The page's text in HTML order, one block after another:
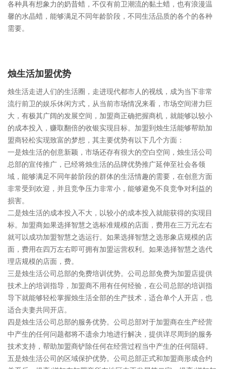
各种具有想象力的奶昔蜡，不仅有前卫潮流的黏土蜡，也有浪漫温
馨的水晶蜡，能够满足不同年龄阶段，不同生活品质的各个的各种
需要。
烛生活加盟优势
烛生活走进人们的生活圈，走进现代都市人的视线，成为当下非常
流行前卫的娱乐休闲方式，从当前市场情况来看，市场空间潜力巨
大，有极其广阔的发展空间，加盟商正确把握商机，就能够以较小
的成本投入，赚取翻倍的收银实现目标。加盟到烛生活能够帮助加
盟商轻松实现致富的梦想，其主要优势有以下几个方面：
一是烛生活的创意新颖，市场还存有很大的空白空间，烛生活公司
总部的宣传推广，已经将烛生活的品牌优势推广延伸至社会各领
域，能够满足不同年龄阶段的群体的生活情趣的需要，在创意方面
非常受到欢迎，并且竞争压力非常小，能够避免不良竞争对利益的
损害。
二是烛生活的成本投入不大，以较小的成本投入就能获得的实现目
标。加盟商如果选择智慧之选标准规模的店面，费用在三万元左右
就可以成功加盟智慧之选运行。如果选择智慧之选形象店规模的店
面，费用在四万左右即可拥有加盟运营权利。如果选择智慧之选代
理店规模的店面，费。
三是烛生活公司总部的免费培训优势。公司总部免费为加盟店提供
技术上的培训指导，加盟商不用有任何经验，在公司总部的培训指
导下就能够轻松掌握烛生活全部的生产技术，适合单个人开店，也
适合夫妻共同开店。
四是烛生活公司总部的服务优势。公司总部对于加盟商在生产经营
中产生的任何问题都将不遗余力地进行解决，提供详尽周到的服务
技术支持，帮助加盟商铲除任何在经营过程当中产生的任何阻碍。
五是烛生活公司的区域保护优势。公司总部正式和加盟商形成合约